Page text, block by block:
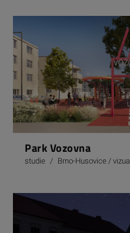
Park Vozovna
studie / Brno-Husovice /